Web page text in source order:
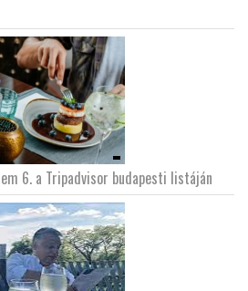
6. a Tripadvisor budapesti listáján